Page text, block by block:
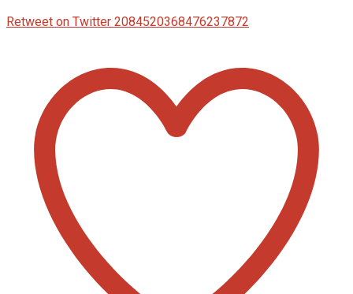
Retweet on Twitter 2084520368476237872